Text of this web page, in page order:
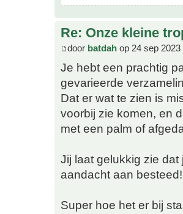
Re: Onze kleine
door batdah op 24 sep 2023
Je hebt een prachtig
gevarieerde
Dat er wat te zien is
voorbij zie komen, en
met een palm of
Jij laat gelukkig zie
aandacht aan besteed!
Super hoe het er bij